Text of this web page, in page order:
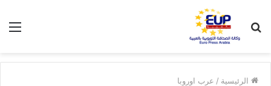
عن
الرئيسية / عرب اوروبا